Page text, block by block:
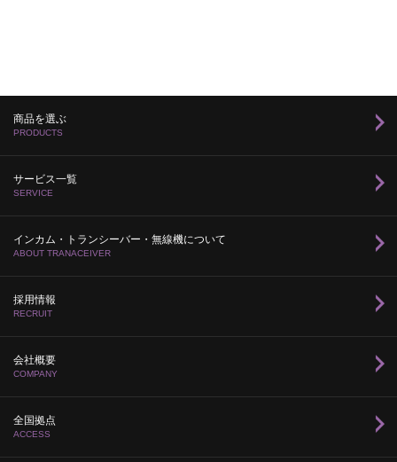
商品を選ぶ
PRODUCTS
サービス一覧
SERVICE
インカム・トランシーバー・無線機について
ABOUT TRANACEIVER
採用情報
RECRUIT
会社概要
COMPANY
全国拠点
ACCESS